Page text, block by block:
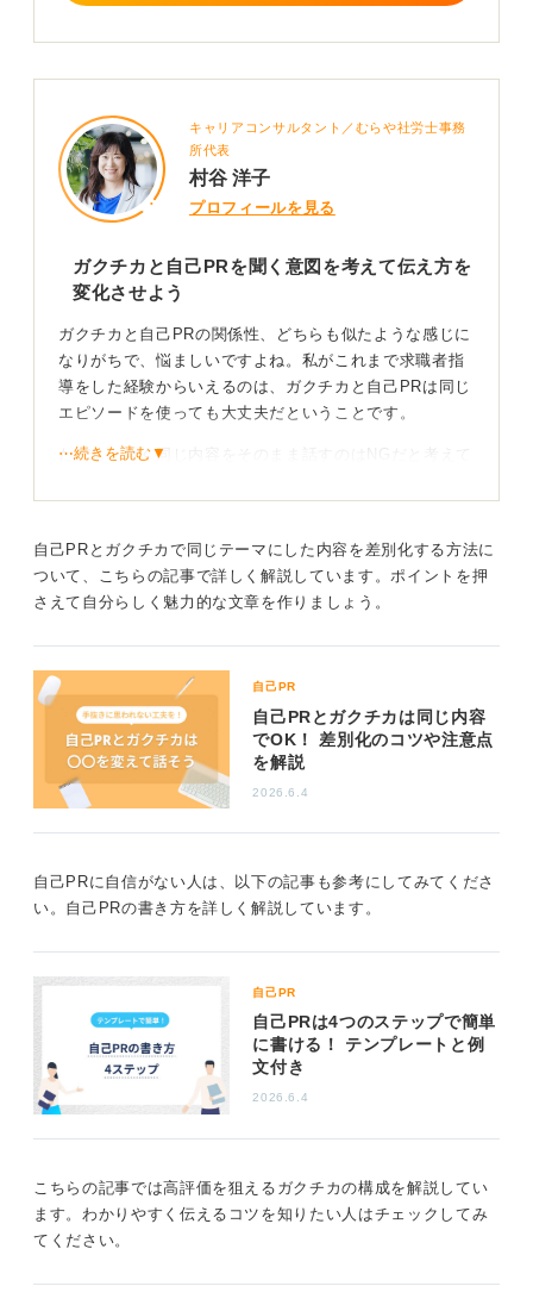
0
キャリアコンサルタント／むらや社労士事務
所代表
村谷 洋子
プロフィールを見る
ガクチカと自己PRを聞く意図を考えて伝え方を
変化させよう
ガクチカと自己PRの関係性、どちらも似たような感じに
なりがちで、悩ましいですよね。私がこれまで求職者指
導をした経験からいえるのは、ガクチカと自己PRは同じ
エピソードを使っても大丈夫だということです。
ただし、全く同じ内容をそのまま話すのはNGだと考えて
いポイントが違うからです。
企業はガクチカで「いつ、何を、どのように頑張ったの
か」という行動のプロセスや課題への対応力をみていま
す。一方、自己PRでは「あなたにはどんな能力・特性が
視点を変えればあなたの多面的な魅力と一貫性が伝
わる！
たとえば、サークル活動で新入生勧誘イベントを企画し
そして自己PRでは、そこから見える「私の企画力や粘り
視点を変えて語ることで、あなたの多面的な魅力をアピ
ールできますよ。
むしろ、私がこれまで見てきたなかで、一貫性が生まれ
ることで、面接官に「この経験が本当に自分の核になっ
ている人なんだな」という良い印象を与えられるメリッ
トもあると感じています！
0
⋯続きを読む▼
自己PRとガクチカで同じテーマにした内容を差別化する方法に
ついて、こちらの記事で詳しく解説しています。ポイントを押
さえて自分らしく魅力的な文章を作りましょう。
自己PR
自己PRとガクチカは同じ内容
でOK！ 差別化のコツや注意点
を解説
2026.6.4
自己PRに自信がない人は、以下の記事も参考にしてみてくださ
い。自己PRの書き方を詳しく解説しています。
自己PR
自己PRは4つのステップで簡単
に書ける！ テンプレートと例
文付き
2026.6.4
こちらの記事では高評価を狙えるガクチカの構成を解説してい
ます。わかりやすく伝えるコツを知りたい人はチェックしてみ
てください。